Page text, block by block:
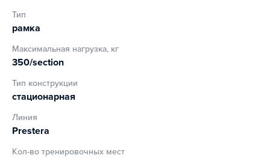
Тип
рамка
Максимальная нагрузка, кг
350/section
Тип конструкции
стационарная
Линия
Prestera
Кол-во тренировочных мест